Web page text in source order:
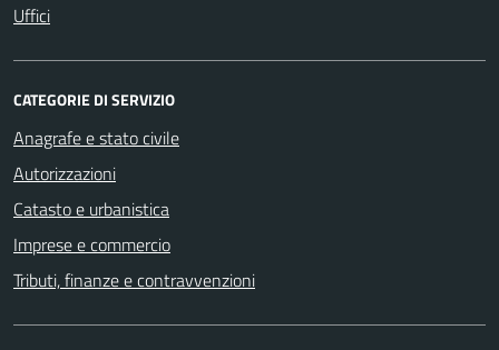
Uffici
CATEGORIE DI SERVIZIO
Anagrafe e stato civile
Autorizzazioni
Catasto e urbanistica
Imprese e commercio
Tributi, finanze e contravvenzioni